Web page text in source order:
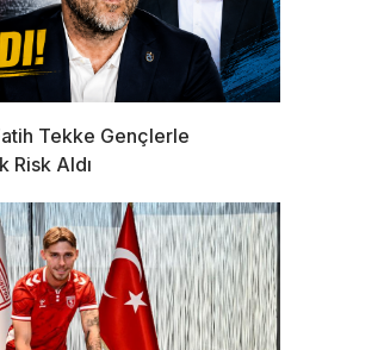
Tekke Gençlerle
Risk Aldı